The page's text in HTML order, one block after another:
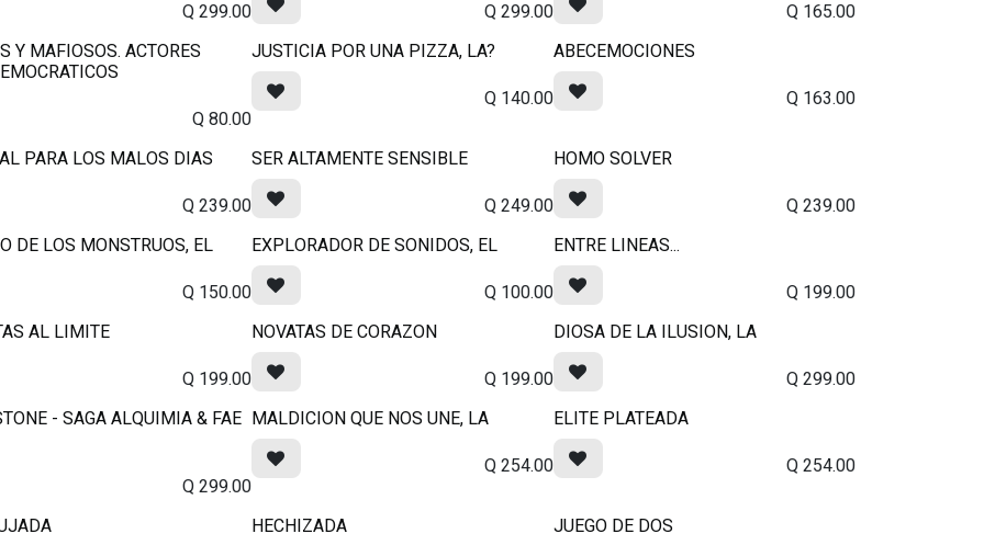
Q299.00
Q299.00
Q 165.00
Y MAFIOSOS. ACTORES
Q80.00
JUSTICIA POR UNA PIZZA, LA?
Q 140.00
ABECEMOCIONES
Q 163.00
PARA LOS MALOS DIAS
Q239.00
SER ALTAMENTE SENSIBLE
Q249.00
HOMO SOLVER
Q239.00
DE LOS MONSTRUOS, EL
Q 150.00
EXPLORADOR DE SONIDOS, EL
Q 100.00
ENTRE LINEAS...
Q 199.00
AL LIMITE
Q 199.00
NOVATAS DE CORAZON
Q 199.00
DIOSA DE LA ILUSION, LA
Q299.00
- SAGA ALQUIMIA & FAE
Q299.00
MALDICION QUE NOS UNE, LA
Q254.00
ELITE PLATEADA
Q254.00
HECHIZADA
JUEGO DE DOS